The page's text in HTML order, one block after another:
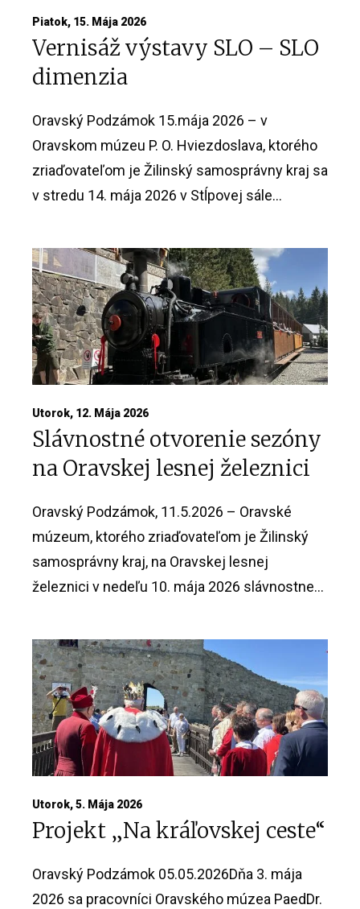
Piatok, 15. Mája 2026
Vernisáž výstavy SLO – SLO
dimenzia
Oravský Podzámok 15.mája 2026 – v
Oravskom múzeu P. O. Hviezdoslava, ktorého
zriaďovateľom je Žilinský samosprávny kraj sa
v stredu 14. mája 2026 v Stĺpovej sále...
Utorok, 12. Mája 2026
Slávnostné otvorenie sezóny
na Oravskej lesnej železnici
Oravský Podzámok, 11.5.2026 – Oravské
múzeum, ktorého zriaďovateľom je Žilinský
samosprávny kraj, na Oravskej lesnej
železnici v nedeľu 10. mája 2026 slávnostne...
Utorok, 5. Mája 2026
Projekt „Na kráľovskej ceste“
Oravský Podzámok 05.05.2026Dňa 3. mája
2026 sa pracovníci Oravského múzea PaedDr.